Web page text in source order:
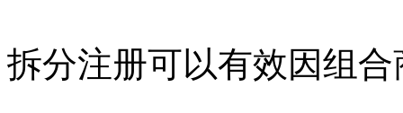
拆分注册可以有效因组